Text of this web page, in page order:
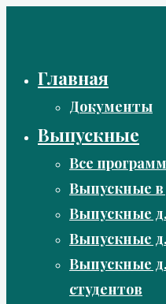
Главная
Документы
Выпускные
Все
Выпускные в
Выпускные
Выпускные
Выпускные
студентов